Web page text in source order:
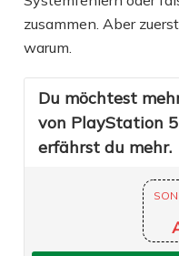
zusammen. Aber
warum.
Du möchtest
von PlayStation
erfährst du mehr.